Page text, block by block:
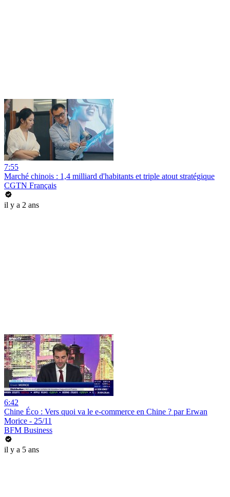
7:55
Marché chinois : 1,4 milliard d'habitants et triple atout stratégique
CGTN Français
il y a 2 ans
6:42
Chine Éco : Vers quoi va le e-commerce en Chine ? par Erwan
Morice - 25/11
BFM Business
il y a 5 ans